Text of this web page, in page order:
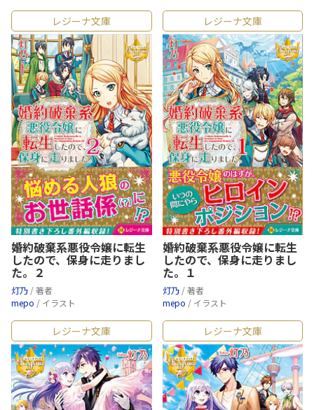
レジーナ文庫
婚約破棄系悪役令嬢に転生
したので、保身に走りまし
た。２
灯乃 / 著者
mepo / イラスト
レジーナ文庫
婚約破棄系悪役令嬢に転生
したので、保身に走りまし
た。１
灯乃 / 著者
mepo / イラスト
レジーナ文庫 レジーナ文庫